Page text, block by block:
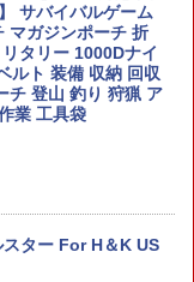
SEED)【新品】 ガ
レード プラモデル
入賞】ガンプラ M
ティラニッド
ァイアサン ティラ
2（ボーンソード装
動フィギュア アク
ロス (フィギュア)
サバイバルゲーム
マガジンポーチ 折
タリー 1000Dナイ
ルト 装備 収納 回収
チ 登山 釣り 狩猟 ア
業 工具袋
ター For H＆K US